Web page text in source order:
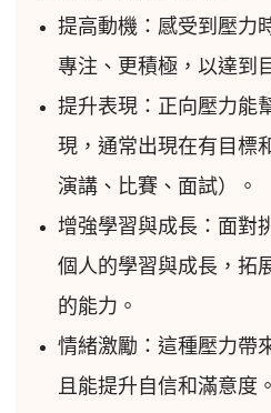
提高動機：感受到壓力
專注、更積極，以達到
提升表現：正向壓力能
現，通常出現在有目標
演講、比賽、面試）。
增強學習與成長：面對
個人的學習與成長，拓
的能力。
情緒激勵：這種壓力帶
且能提升自信和滿意度。